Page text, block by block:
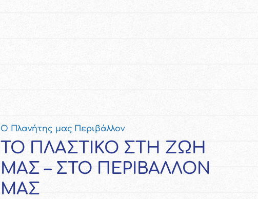
Ο Πλανήτης μας Περιβάλλον
ΤΟ ΠΛΑΣΤΙΚΟ ΣΤΗ ΖΩΗ
ΜΑΣ – ΣΤΟ ΠΕΡΙΒΑΛΛΟΝ
ΜΑΣ